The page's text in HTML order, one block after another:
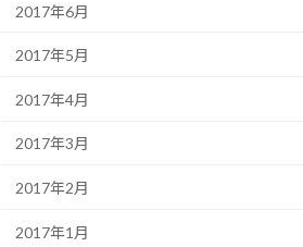
2017年6月
2017年5月
2017年4月
2017年3月
2017年2月
2017年1月